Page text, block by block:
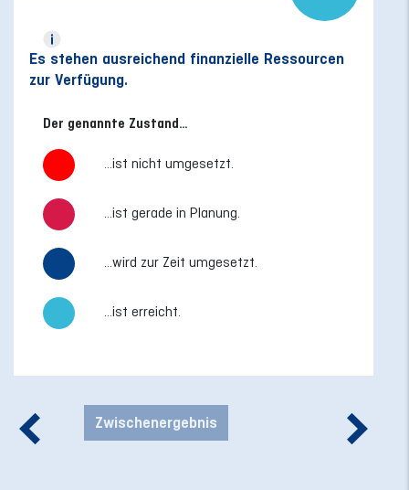
Es stehen ausreichend finanzielle Ressourcen
zur Verfügung.
Der genannte Zustand…
...ist nicht umgesetzt.
...ist gerade in Planung.
...wird zur Zeit umgesetzt.
...ist erreicht.
Zwischenergebnis